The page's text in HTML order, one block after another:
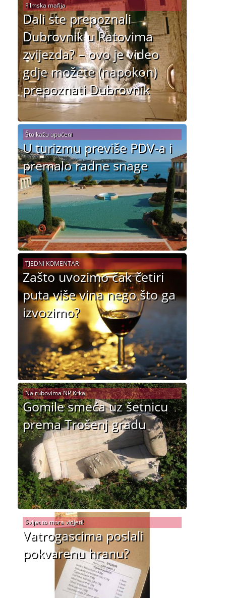
Dali ste prepoznali
Dubrovnik u Ratovima
zvijezda? – ovo je video
gdje možete (napokon)
prepoznati Dubrovnik
Filmska mafija
U turizmu previše PDV-a i
premalo radne snage
Što kažu upućeni
Zašto uvozimo čak četiri
puta više vina nego što ga
izvozimo?
TJEDNI KOMENTAR
Gomile smeća uz šetnicu
prema Trošenj gradu
Na rubovima NP Krka
Vatrogascima poslali
pokvarenu hranu?
Svijet to mora vidjeti!